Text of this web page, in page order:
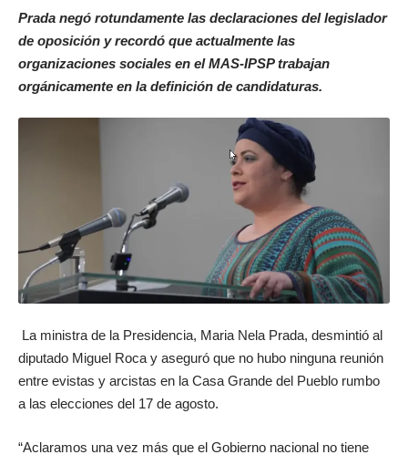
Prada negó rotundamente las declaraciones del legislador
de oposición y recordó que actualmente las
organizaciones sociales en el MAS-IPSP trabajan
orgánicamente en la definición de candidaturas.
La ministra de la Presidencia, Maria Nela Prada, desmintió al
diputado Miguel Roca y aseguró que no hubo ninguna reunión
entre evistas y arcistas en la Casa Grande del Pueblo rumbo
a las elecciones del 17 de agosto.
“Aclaramos una vez más que el Gobierno nacional no tiene